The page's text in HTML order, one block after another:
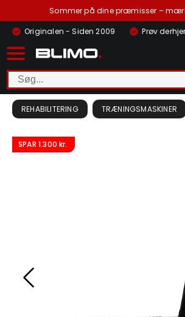
Sommer på dine præmisser –
Originalen - Siden 2009
Prøv
REHABILITERING TRÆNINGSMASKINER
SPAR 1.300 kr.